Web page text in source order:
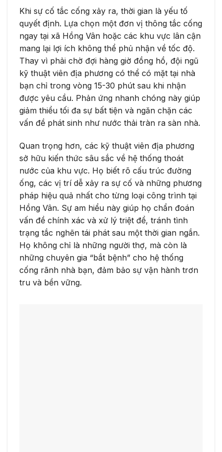
Khi sự cố tắc cống xảy ra, thời gian là yếu tố
quyết định. Lựa chọn một đơn vị thông tắc cống
ngay tại xã Hồng Vân hoặc các khu vực lân cận
mang lại lợi ích không thể phủ nhận về tốc độ.
Thay vì phải chờ đợi hàng giờ đồng hồ, đội ngũ
kỹ thuật viên địa phương có thể có mặt tại nhà
bạn chỉ trong vòng 15-30 phút sau khi nhận
được yêu cầu. Phản ứng nhanh chóng này giúp
giảm thiểu tối đa sự bất tiện và ngăn chặn các
vấn đề phát sinh như nước thải tràn ra sàn nhà.
Quan trọng hơn, các kỹ thuật viên địa phương
sở hữu kiến thức sâu sắc về hệ thống thoát
nước của khu vực. Họ biết rõ cấu trúc đường
ống, các vị trí dễ xảy ra sự cố và những phương
pháp hiệu quả nhất cho từng loại công trình tại
Hồng Vân. Sự am hiểu này giúp họ chẩn đoán
vấn đề chính xác và xử lý triệt để, tránh tình
trạng tắc nghẽn tái phát sau một thời gian ngắn.
Họ không chỉ là những người thợ, mà còn là
những chuyên gia “bắt bệnh” cho hệ thống
cống rãnh nhà bạn, đảm bảo sự vận hành trơn
tru và bền vững.